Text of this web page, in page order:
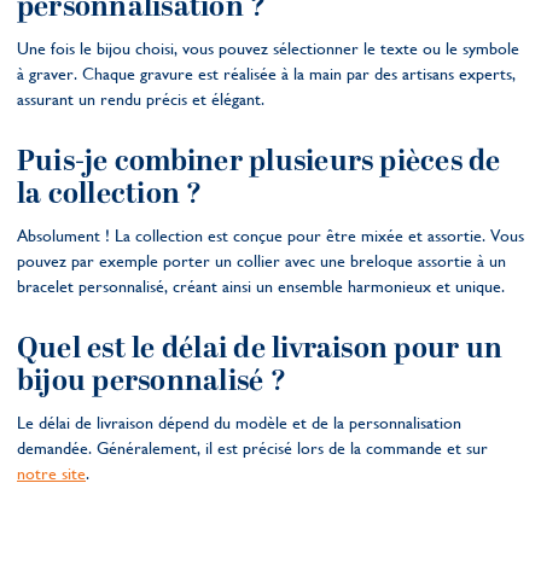
Une fois le bijou choisi, vous pouvez sélectionner le texte ou le symbole
à graver. Chaque gravure est réalisée à la main par des artisans experts,
assurant un rendu précis et élégant.
Puis-je combiner plusieurs pièces de
la collection ?
Absolument ! La collection est conçue pour être mixée et assortie. Vous
pouvez par exemple porter un collier avec une breloque assortie à un
bracelet personnalisé, créant ainsi un ensemble harmonieux et unique.
Quel est le délai de livraison pour un
bijou personnalisé ?
Le délai de livraison dépend du modèle et de la personnalisation
demandée. Généralement, il est précisé lors de la commande et sur
notre site.